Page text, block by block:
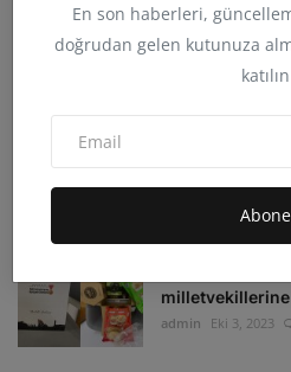
En son haberleri,
doğrudan gelen kutunuza
katılın
Abone
Galatasaray
United'ı 3-2 yenerek...
Eki 4, 2023
admin Eki 3, 2023